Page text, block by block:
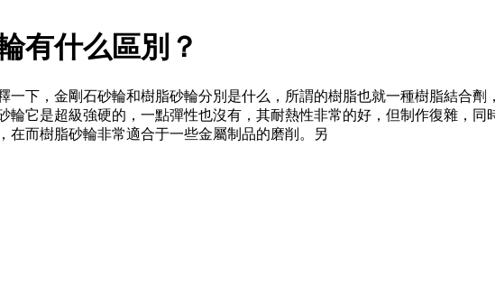
有什么區別？
一下，金剛石砂輪和樹脂砂輪分別是什么，所謂的樹脂也就一種樹脂結合
輪它是超級強硬的，一點彈性也沒有，其耐熱性非常的好，但制作復雜，
在而樹脂砂輪非常適合于一些金屬制品的磨削。另